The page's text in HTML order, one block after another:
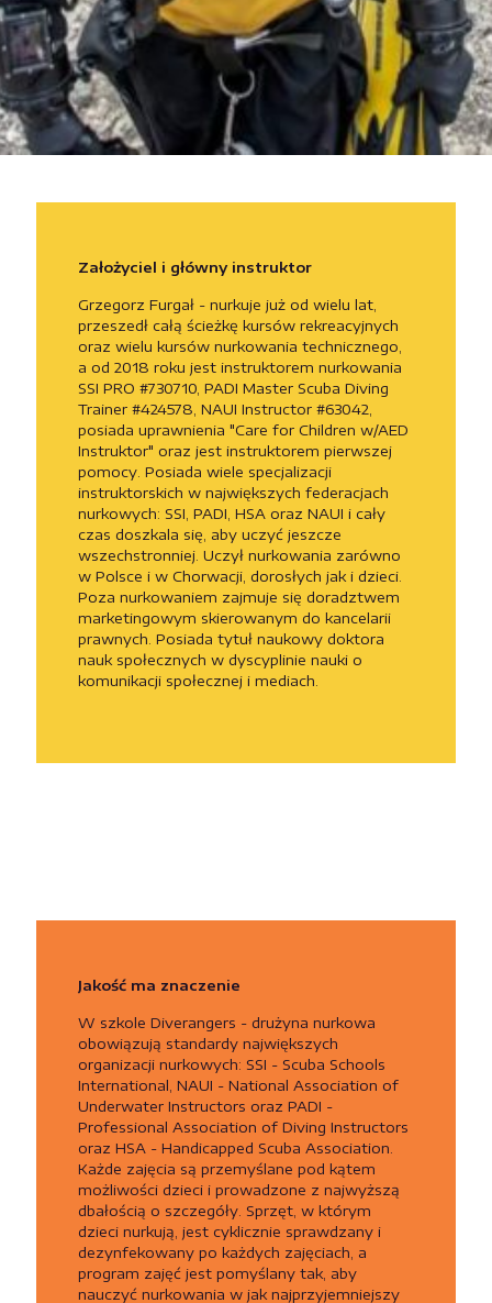
Założyciel i główny instruktor
Grzegorz Furgał - nurkuje już od wielu lat,
przeszedł całą ścieżkę kursów rekreacyjnych
oraz wielu kursów nurkowania technicznego,
a od 2018 roku jest instruktorem nurkowania
SSI PRO #730710, PADI Master Scuba Diving
Trainer #424578, NAUI Instructor #63042,
posiada uprawnienia "Care for Children w/AED
Instruktor" oraz jest instruktorem pierwszej
pomocy. Posiada wiele specjalizacji
instruktorskich w największych federacjach
nurkowych: SSI, PADI, HSA oraz NAUI i cały
czas doszkala się, aby uczyć jeszcze
wszechstronniej. Uczył nurkowania zarówno
w Polsce i w Chorwacji, dorosłych jak i dzieci.
Poza nurkowaniem zajmuje się doradztwem
marketingowym skierowanym do kancelarii
prawnych. Posiada tytuł naukowy doktora
nauk społecznych w dyscyplinie nauki o
komunikacji społecznej i mediach.
Jakość ma znaczenie
W szkole Diverangers - drużyna nurkowa
obowiązują standardy największych
organizacji nurkowych: SSI - Scuba Schools
International, NAUI - National Association of
Underwater Instructors oraz PADI -
Professional Association of Diving Instructors
oraz HSA - Handicapped Scuba Association.
Każde zajęcia są przemyślane pod kątem
możliwości dzieci i prowadzone z najwyższą
dbałością o szczegóły. Sprzęt, w którym
dzieci nurkują, jest cyklicznie sprawdzany i
dezynfekowany po każdych zajęciach, a
program zajęć jest pomyślany tak, aby
nauczyć nurkowania w jak najprzyjemniejszy